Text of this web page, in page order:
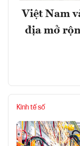
Việt Nam
địa mở
Kinh tế số